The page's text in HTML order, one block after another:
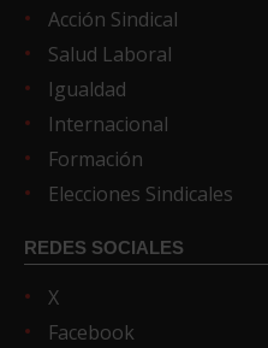
Acción Sindical
Salud Laboral
Igualdad
Internacional
Formación
Elecciones Sindicales
REDES SOCIALES
X
Facebook